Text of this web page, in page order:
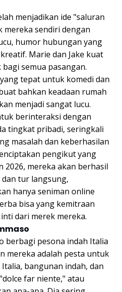
menjadikan ide "saluran
mereka sendiri dengan
humor hubungan yang
Marie dan Jake kuat
semua pasangan.
tepat untuk komedi dan
bahkan keadaan rumah
menjadi sangat lucu.
berinteraksi dengan
tingkat pribadi, seringkali
masalah dan keberhasilan
pengikut yang
2026, mereka akan berhasil
tur langsung,
hanya seniman online
bisa yang kemitraan
dari merek mereka.
berbagi pesona indah Italia
mereka adalah pesta untuk
bangunan indah, dan
far niente," atau